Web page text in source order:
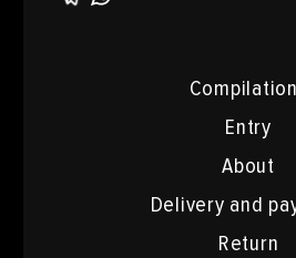
Entry
About
Delivery and
Return